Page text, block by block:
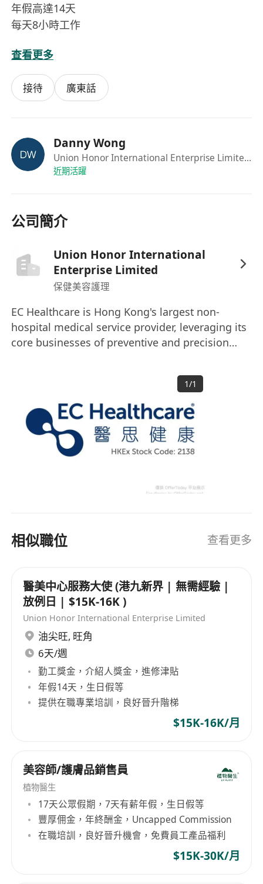
年假高達14天
每天8小時工作
有興趣可Whatsapp****** 申請
查看更多
接待 廣東話
Danny Wong
Union Honor International Enterprise Limited
近期活躍
公司簡介
Union Honor International
Enterprise Limited
保健美容護理
EC Healthcare is Hong Kong's largest non-
hospital medical service provider, leveraging its
core businesses of preventive and precision
medical artificial intelligence by integrating its
multi-disciplinary medical services. The move,
which is supported by the Group’s high-end
branding and quality customer services, is
aimed at offering customers safe and effective
medical services with professionalism. The
services. The weighted GFA is around 557,000
1/1
相似職位 查看更多
醫美中心服務大使 (港九新界 | 無需經驗 |
放例日 | $15K-16K )
Union Honor International Enterprise Limited
油尖旺, 旺角
6天/週
勤工獎金，介紹人獎金，進修津貼
年假14天，生日假等
提供在職專業培訓，良好晉升階梯
$15K-16K/月
美容師/護膚品銷售員
植物醫生
17天公眾假期，7天有薪年假，生日假等
豐厚佣金，年終酬金，Uncapped Commission
在職培訓，良好晉升機會，免費員工產品福利
$15K-30K/月